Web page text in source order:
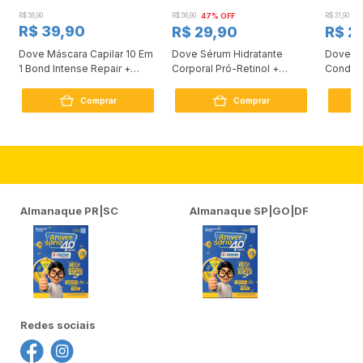
R$ 56,90
R$ 39,90
Dove Máscara Capilar 10 Em
1 Bond Intense Repair +
Comprar
R$ 56,90 47% OFF
R$ 29,90
Dove Sérum Hidratante
Corporal Pró-Retinol +
Comprar
R$ 31,90
R$
Dove
Almanaque PR|SC Almanaque SP|GO|DF
Redes sociais